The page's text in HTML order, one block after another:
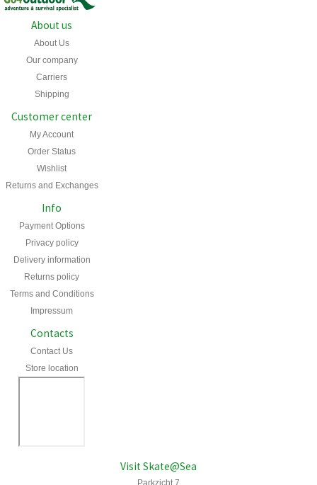
About us
About Us
Our company
Carriers
Shipping
Customer center
My Account
Order Status
Wishlist
Returns and Exchanges
Info
Payment Options
Privacy policy
Delivery information
Returns policy
Terms and Conditions
Impressum
Contacts
Contact Us
Store location
Visit Skate@Sea
Parkzicht 7